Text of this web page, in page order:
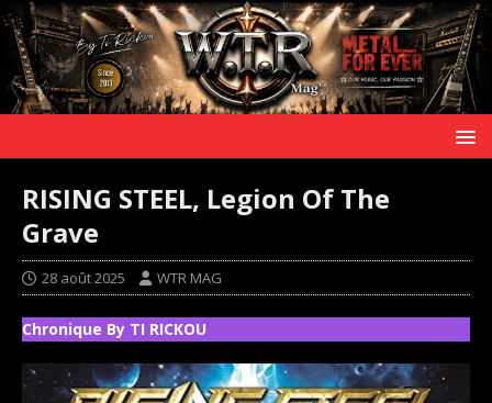
RISING STEEL, Legion Of The
Grave
28 août 2025 WTR MAG
Chronique By TI RICKOU